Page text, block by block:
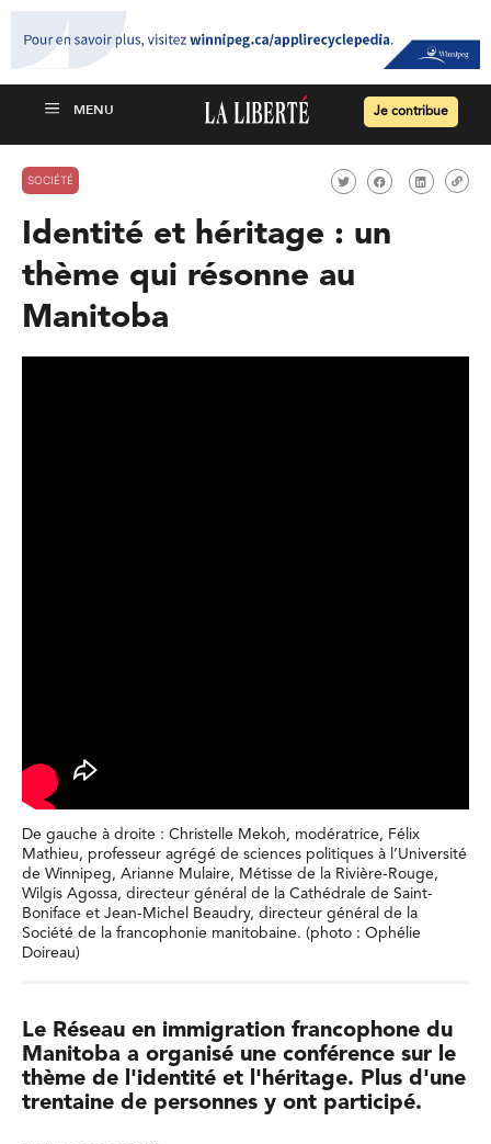
Je contribue
SOCIÉTÉ
Identité et héritage : un
thème qui résonne au
Manitoba
De gauche à droite : Christelle Mekoh, modératrice, Félix
Mathieu, professeur agrégé de sciences politiques à l’Université
de Winnipeg, Arianne Mulaire, Métisse de la Rivière-Rouge,
Wilgis Agossa, directeur général de la Cathédrale de Saint-
Boniface et Jean-Michel Beaudry, directeur général de la
Société de la francophonie manitobaine. (photo : Ophélie
Doireau)
Le Réseau en immigration francophone du
Manitoba a organisé une conférence sur le
thème de l'identité et l'héritage. Plus d'une
trentaine de personnes y ont participé.